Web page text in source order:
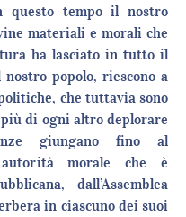
questo tempo il nostro
materiali e morali che
ha lasciato in tutto il
popolo, riescono a
che tuttavia sono
di ogni altro deplorare
giungano fino al
morale che è
dall’Assemblea
in ciascuno dei suoi